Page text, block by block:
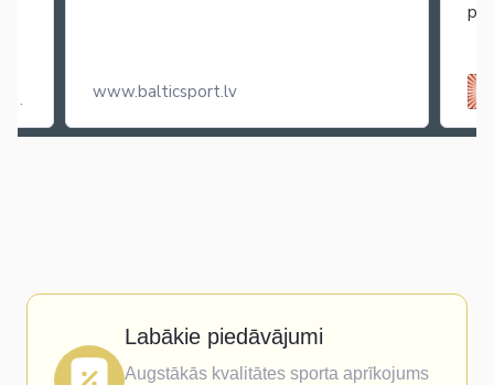
www.balticsport.lv
Labākie piedāvājumi
Augstākās kvalitātes sporta aprīkojums